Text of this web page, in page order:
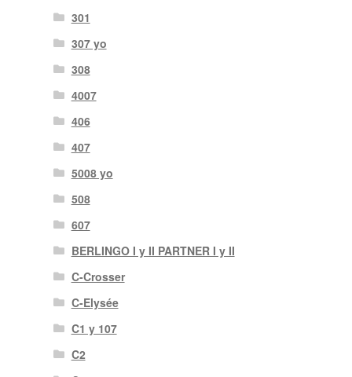
301
307 yo
308
4007
406
407
5008 yo
508
607
BERLINGO I y II PARTNER I y II
C-Crosser
C-Elysée
C1 y 107
C2